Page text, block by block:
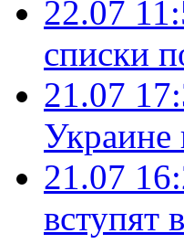
22.07
списки
21.07
Украине
21.07
вступят